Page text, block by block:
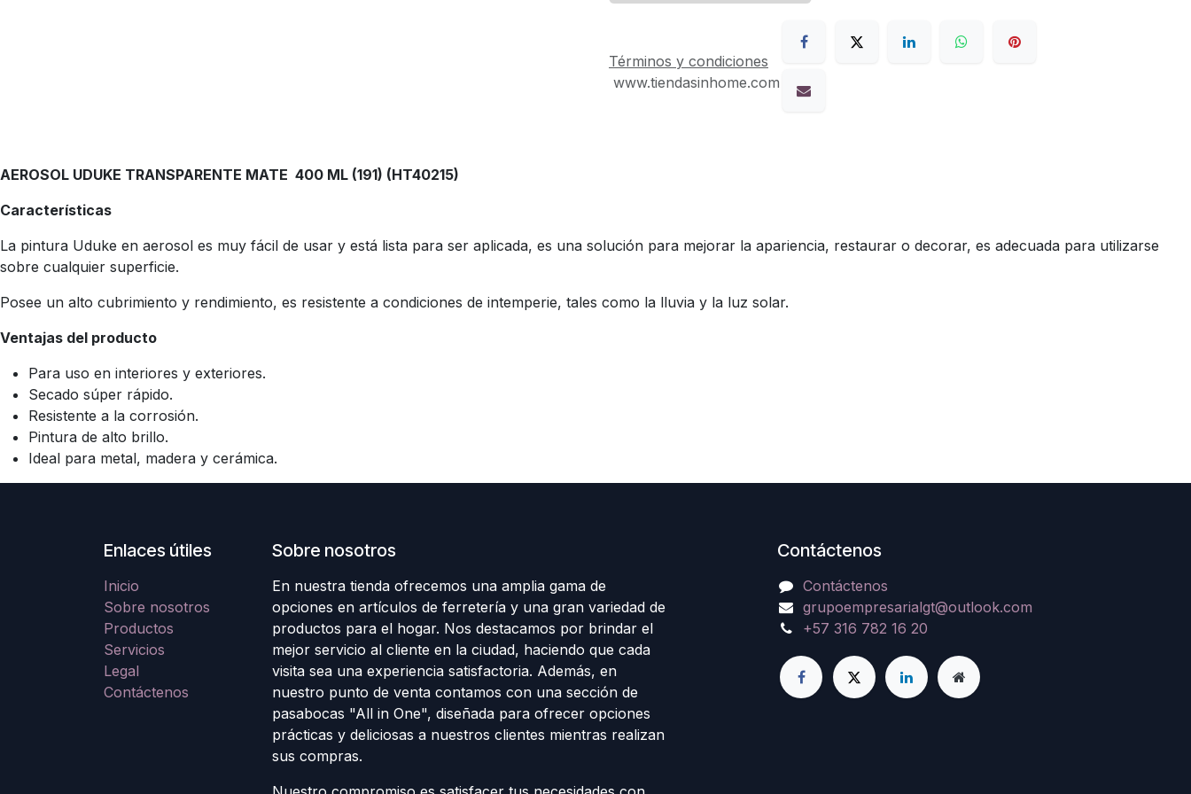
Términos y condiciones
www.tiendasinhome.com
AEROSOL UDUKE TRANSPARENTE MATE 400 ML (191) (HT40215)
Características
La pintura Uduke en aerosol es muy fácil de usar y está lista para ser aplicada, es una solución para mejorar la apariencia, restaurar o decorar, es adecuada para utilizarse
sobre cualquier superficie.
Posee un alto cubrimiento y rendimiento, es resistente a condiciones de intemperie, tales como la lluvia y la luz solar.
Ventajas del producto
Para uso en interiores y exteriores.
Secado súper rápido.
Resistente a la corrosión.
Pintura de alto brillo.
Ideal para metal, madera y cerámica.
Enlaces útiles
Inicio
Sobre nosotros
Productos
Servicios
Legal
Contáctenos
Sobre nosotros
En nuestra tienda ofrecemos una amplia gama de
opciones en artículos de ferretería y una gran variedad de
productos para el hogar. Nos destacamos por brindar el
mejor servicio al cliente en la ciudad, haciendo que cada
visita sea una experiencia satisfactoria. Además, en
nuestro punto de venta contamos con una sección de
pasabocas "All in One", diseñada para ofrecer opciones
prácticas y deliciosas a nuestros clientes mientras realizan
sus compras.
Contáctenos
Contáctenos
grupoempresarialgt@outlook.com
+57 316 782 16 20